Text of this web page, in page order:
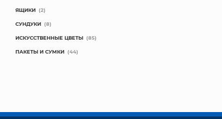
ЯЩИКИ (2)
СУНДУКИ (8)
ИСКУССТВЕННЫЕ ЦВЕТЫ (85)
ПАКЕТЫ И СУМКИ (44)